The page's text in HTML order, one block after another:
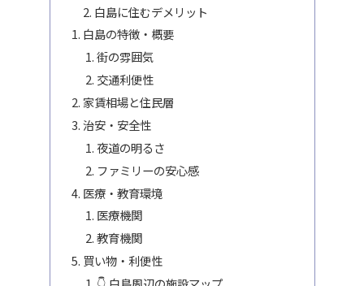
白島に住むデメリット
白島の特徴・概要
街の雰囲気
交通利便性
家賃相場と住民層
治安・安全性
夜道の明るさ
ファミリーの安心感
医療・教育環境
医療機関
教育機関
買い物・利便性